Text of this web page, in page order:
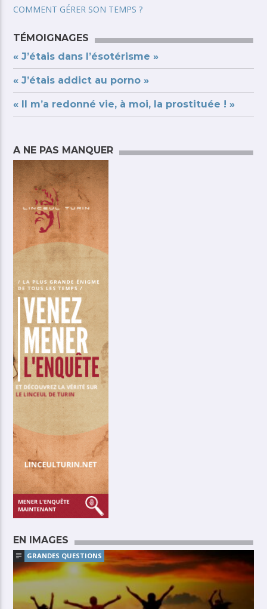
COMMENT GÉRER SON TEMPS ?
TÉMOIGNAGES
« J’étais dans l’ésotérisme »
« J’étais addict au porno »
« Il m’a redonné vie, à moi, la prostituée ! »
A NE PAS MANQUER
EN IMAGES
GRANDES QUESTIONS